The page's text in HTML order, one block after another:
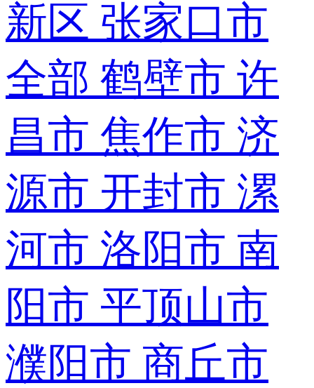
新区 张家口市
全部 鹤壁市 许
昌市 焦作市 济
源市 开封市 漯
河市 洛阳市 南
阳市 平顶山市
濮阳市 商丘市